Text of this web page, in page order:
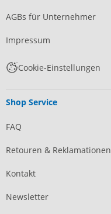
AGBs für Unternehmer
Impressum
Cookie-Einstellungen
Shop Service
FAQ
Retouren & Reklamationen
Kontakt
Newsletter